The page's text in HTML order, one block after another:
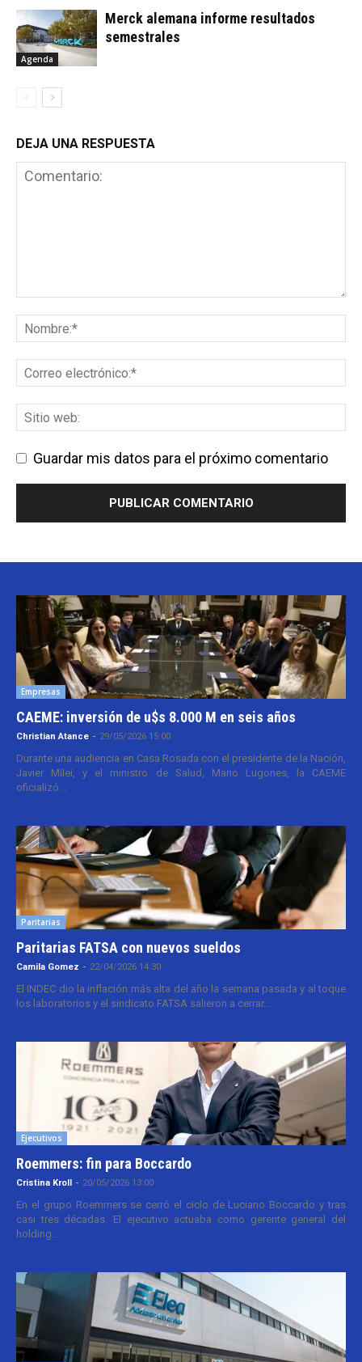
Agenda
Merck alemana informe resultados
semestrales
DEJA UNA RESPUESTA
Guardar mis datos para el próximo comentario
Empresas
CAEME: inversión de u$s 8.000 M en seis años
Christian Atance - 29/05/2026 15:00
Durante una audiencia en Casa Rosada con el presidente de la Nación,
Javier Milei, y el ministro de Salud, Mario Lugones, la CAEME
oficializó...
Paritarias
Paritarias FATSA con nuevos sueldos
Camila Gomez - 22/04/2026 14:30
El INDEC dio la inflación más alta del año la semana pasada y al toque
los laboratorios y el sindicato FATSA salieron a cerrar...
Ejecutivos
Roemmers: fin para Boccardo
Cristina Kroll - 20/05/2026 13:00
En el grupo Roemmers se cerró el ciclo de Luciano Boccardo y tras
casi tres décadas. El ejecutivo actuaba como gerente general del
holding...